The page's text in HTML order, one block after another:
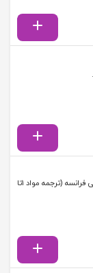
اشخاص و خانواده در قانون مدنی فرانسه (ترجمه مواد 1تا